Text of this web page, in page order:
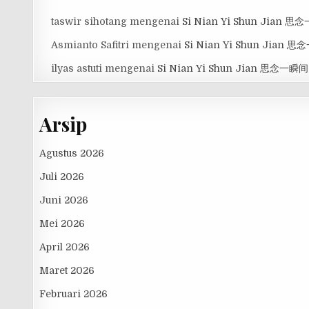
taswir sihotangmengenai Si Nian Yi Shun Jian 思念
Asmianto Safitri mengenai Si Nian Yi Shun Jian 思念
ilyas astuti mengenai Si Nian Yi Shun Jian 思念一瞬间
Arsip
Agustus 2026
Juli 2026
Juni 2026
Mei 2026
April 2026
Maret 2026
Februari 2026